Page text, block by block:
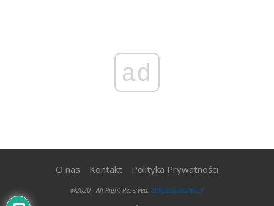
ad
O nas Kontakt Polityka Prywatności
@2020 - All Right Reserved. 300gospodarka.pl